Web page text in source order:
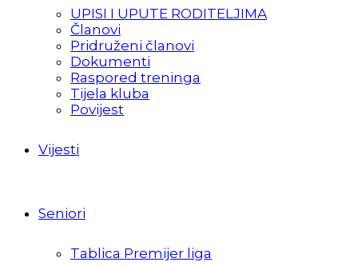
UPISI I UPUTE RODITELJIMA
Članovi
Pridruženi članovi
Dokumenti
Raspored treninga
Tijela kluba
Povijest
Vijesti
Seniori
Tablica Premijer liga